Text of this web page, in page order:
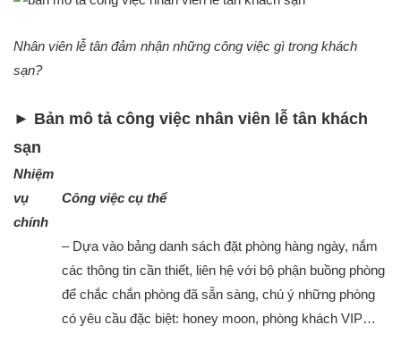
Nhân viên lễ tân đảm nhận những công việc gì trong khách
sạn?
► Bản mô tả công việc nhân viên lễ tân khách
sạn
Nhiệm
vụ
chính
Công việc cụ thể
– Dựa vào bảng danh sách đặt phòng hàng ngày, nắm
các thông tin cần thiết, liên hệ với bộ phận buồng phòng
để chắc chắn phòng đã sẵn sàng, chú ý những phòng
có yêu cầu đặc biệt: honey moon, phòng khách VIP…